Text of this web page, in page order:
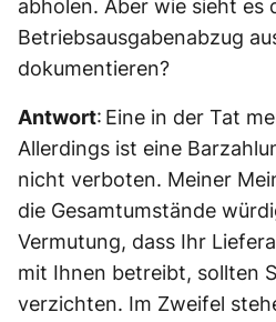
abholen. Aber wie sieht es
Betriebsausgabenabzug
dokumentieren?
Antwort: Eine in der Tat
Allerdings ist eine
nicht verboten. Meiner
die Gesamtumstände
Vermutung, dass Ihr
mit Ihnen betreibt, sollten
verzichten. Im Zweifel